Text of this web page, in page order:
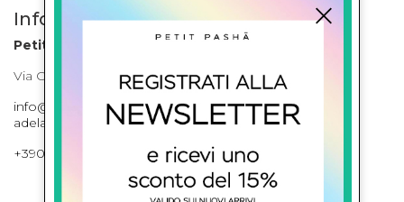
Info contatti
Petit Pasha
Via Cilea, 255 Napoli Corso Umberto I 301 Napoli
info@petitpasha.com, petitpasha@hotmail.it,
adelaide.petitpasha@hotmail.com
+39081643421 , +390812351280